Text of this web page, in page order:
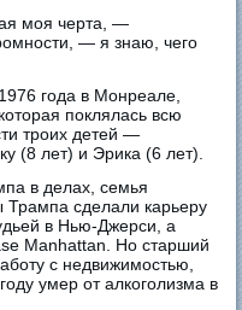
моя черта, —
— я знаю, чего
года в Монреале,
поклялась всю
троих детей —
(8 лет) и Эрика (6 лет).
в делах, семья
Трампа сделали карьеру
в Нью-Джерси, а
Manhattan. Но старший
с недвижимостью,
умер от алкоголизма в